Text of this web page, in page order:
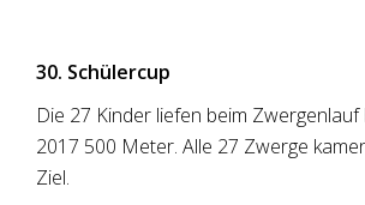
30. Schülercup
Die 27 Kinder liefen beim Zwergenlauf
2017 500 Meter. Alle 27 Zwerge
Ziel.